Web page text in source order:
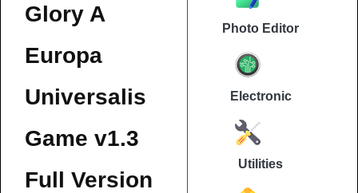
Glory A
Europa
Universalis
Game v1.3
Full Version
Photo Editor
Electronic
Utilities